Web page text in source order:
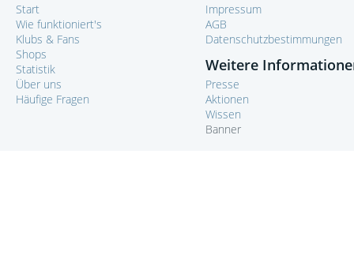
Start
Wie funktioniert's
Klubs & Fans
Shops
Statistik
Über uns
Häufige Fragen
Impressum
AGB
Datenschutzbestimmungen
Weitere
Presse
Aktionen
Wissen
Banner